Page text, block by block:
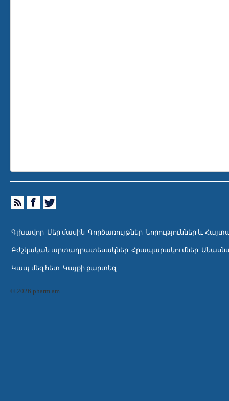
Գլխավոր Մեր մասին Գործառույթներ Նորություններ և
Բժշկական արտադրատեսակներ Հրապարակումներ
Կապ մեզ հետ Կայքի քարտեզ
© 2026 pharm.am